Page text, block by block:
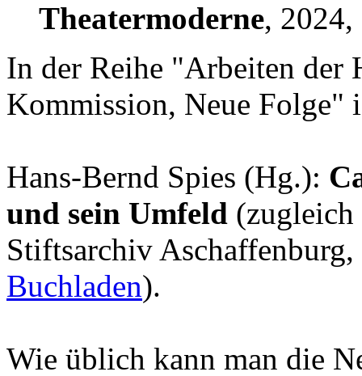
Theatermoderne,
In der Reihe "Arbeiten der
Kommission, Neue Folge"
Hans-Bernd Spies (Hg.):
und sein Umfeld
Stiftsarchiv
Buchladen).
Wie üblich kann man die